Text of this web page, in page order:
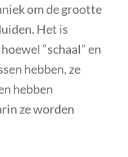
om de grootte
Het is
“schaal” en
hebben, ze
hebben
ze worden